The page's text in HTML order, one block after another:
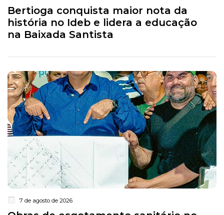
Bertioga conquista maior nota da
história no Ideb e lidera a educação
na Baixada Santista
7 de agosto de 2026